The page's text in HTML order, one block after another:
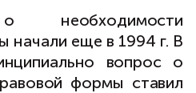
необходимости
начали еще в 1994 г. В
вопрос о
формы ставил